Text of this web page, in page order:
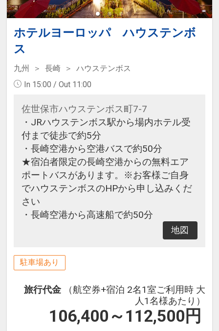
ホテルヨーロッパ ハウステンボ
ス
九州 長崎
ハウステンボス
In 15:00 / Out 11:00
佐世保市ハウステンボス町7-7
・JRハウステンボス駅から場内ホテル受
付まで徒歩で約5分
・長崎空港から空港バスで約50分
★宿泊者限定の長崎空港からの無料エア
ポートバスがあります。※お客様ご自身
でハウステンボスのHPから申し込みくだ
さい
・長崎空港から高速船で約50分
地図
駐車場あり
旅行代金
（航空券+宿泊 2名1室ご利用時 大
人1名様あたり）
106,400～112,500 円